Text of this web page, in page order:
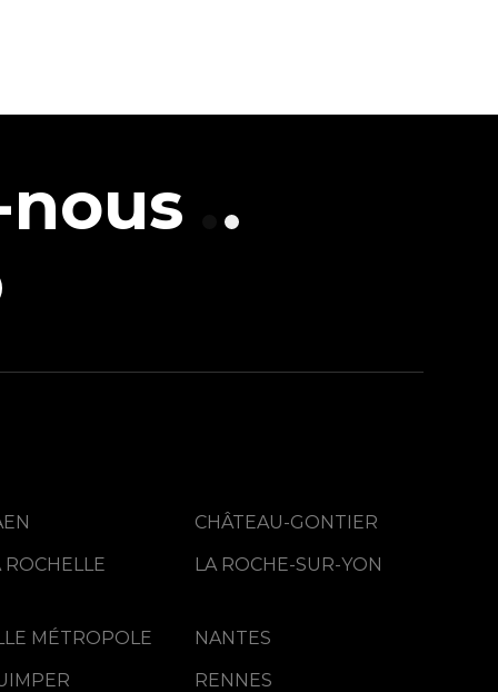
La vidéo, vecteur de
CHÂTEAU-GONTIER
ROCHELLE
LA ROCHE-SUR-YON
MÉTROPOLE
NANTES
RENNES